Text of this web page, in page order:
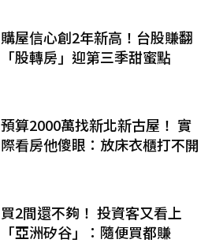
購屋信心創2年新高！台股賺翻
「股轉房」迎第三季甜蜜點
預算2000萬找新北新古屋！ 實
際看房他傻眼：放床衣櫃打不開
買2間還不夠！ 投資客又看上
「亞洲矽谷」：隨便買都賺